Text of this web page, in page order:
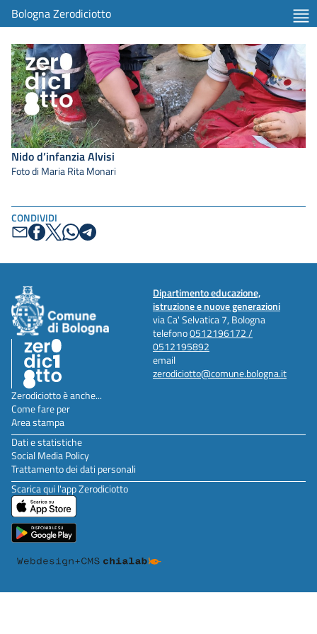
Bologna Zerodiciotto
CONDIVIDI
Nido d’infanzia Alvisi
Foto di Maria Rita Monari
Dipartimento educazione,
istruzione e nuove generazioni
via Ca' Selvatica 7, Bologna
telefono0512196172 /
0512195892
email
zerodiciotto@comune.bologna.it
Zerodiciotto è anche...
Come fare per
Area stampa
Dati e statistiche
Social Media Policy
Trattamento dei dati personali
Scarica qui l'app Zerodiciotto